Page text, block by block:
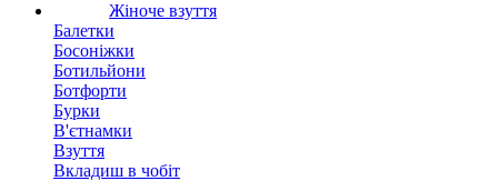
Жіноче взуття
Балетки
Босоніжки
Ботильйони
Ботфорти
Бурки
В'єтнамки
Взуття
Вкладиш в чобіт